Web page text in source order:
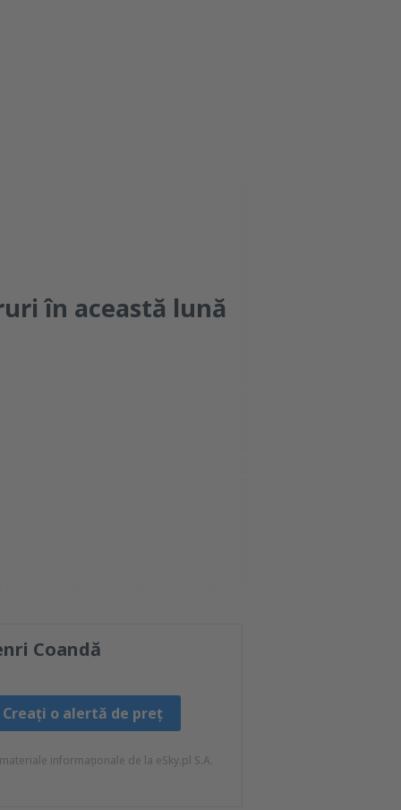
în această lună
Coandă
Creați o alertă de preț
informaționale de la eSky.pl S.A.